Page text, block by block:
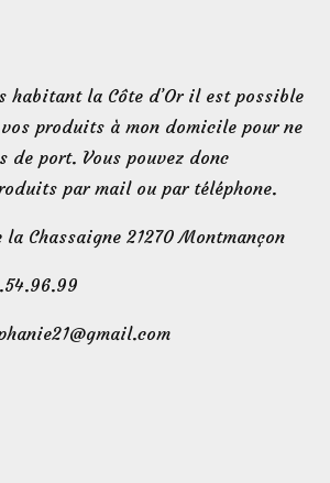
habitant la Côte d’Or il est possible
produits à mon domicile pour ne
de port. Vous pouvez donc
par mail ou par téléphone.
Chassaigne 21270 Montmançon